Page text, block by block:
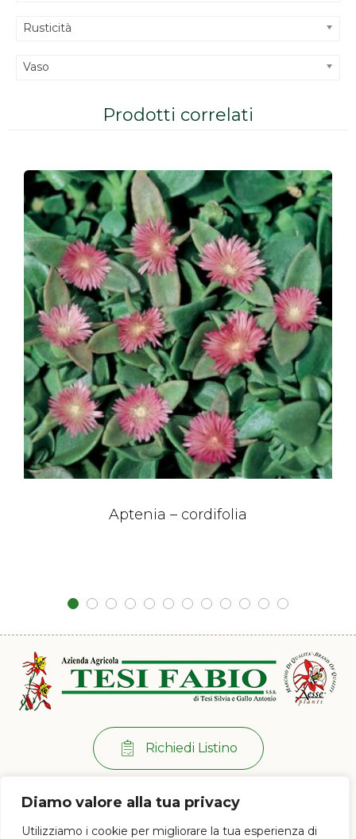
Diamo valore alla tua privacy
Utilizziamo i cookie per migliorare la tua esperienza di
Rusticità
Vaso
Prodotti correlati
Aptenia – cordifolia
Richiedi Listino
Per info:
+39 0573 38 20 77
Via di Ramini, 129/D - 51030 Pistoia (PT)